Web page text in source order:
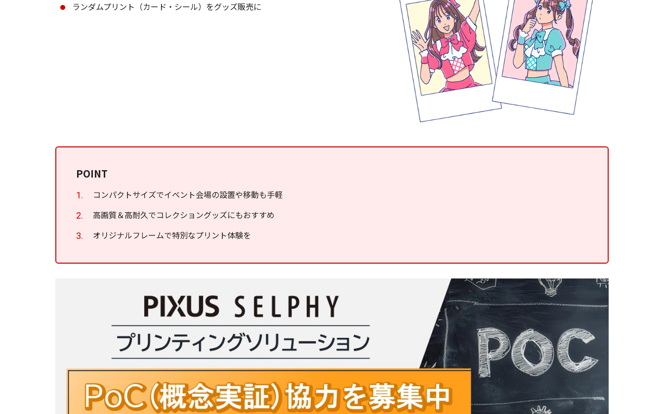
ランダムプリント（カード・シール）をグッズ販売に
POINT
コンパクトサイズでイベント会場の設置や移動も手軽
高画質＆高耐久でコレクショングッズにもおすすめ
オリジナルフレームで特別なプリント体験を